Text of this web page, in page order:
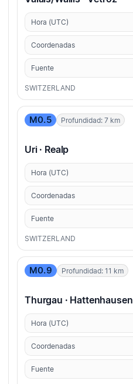
Hora (UTC)
Coordenadas
Fuente
SWITZERLAND
M0.5 Profundidad: 7 km
Uri · Realp
Hora (UTC)
Coordenadas
Fuente
SWITZERLAND
M0.9 Profundidad: 11 km
Thurgau · Hattenhausen
Hora (UTC)
Coordenadas
Fuente